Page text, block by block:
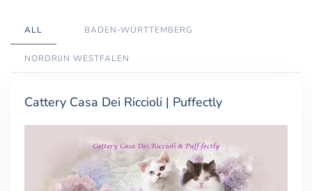
ALL BADEN-WÜRTTEMBERG
NORDRIJN WESTFALEN
Cattery Casa Dei Riccioli | Puffectly